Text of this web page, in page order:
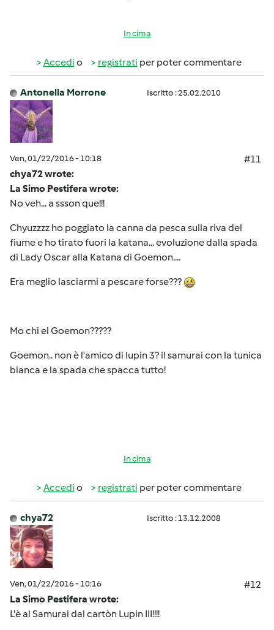
In cima
Accedi o registrati per poter commentare
Antonella Morrone Iscritto : 25.02.2010
Ven, 01/22/2016 - 10:18
#11
chya72 wrote:
La Simo Pestifera wrote:
No veh... a ssson que!!!
Chyuzzzz ho poggiato la canna da pesca sulla riva del
fiume e ho tirato fuori la katana... evoluzione dalla spada
di Lady Oscar alla Katana di Goemon....
Era meglio lasciarmi a pescare forse???
Mo chi el Goemon?????
Goemon.. non è l'amico di lupin 3? il samurai con la tunica
bianca e la spada che spacca tutto!
In cima
Accedi o registrati per poter commentare
chya72 Iscritto : 13.12.2008
Ven, 01/22/2016 - 10:16
#12
La Simo Pestifera wrote:
L'è al Samurai dal cartòn Lupin III!!!!